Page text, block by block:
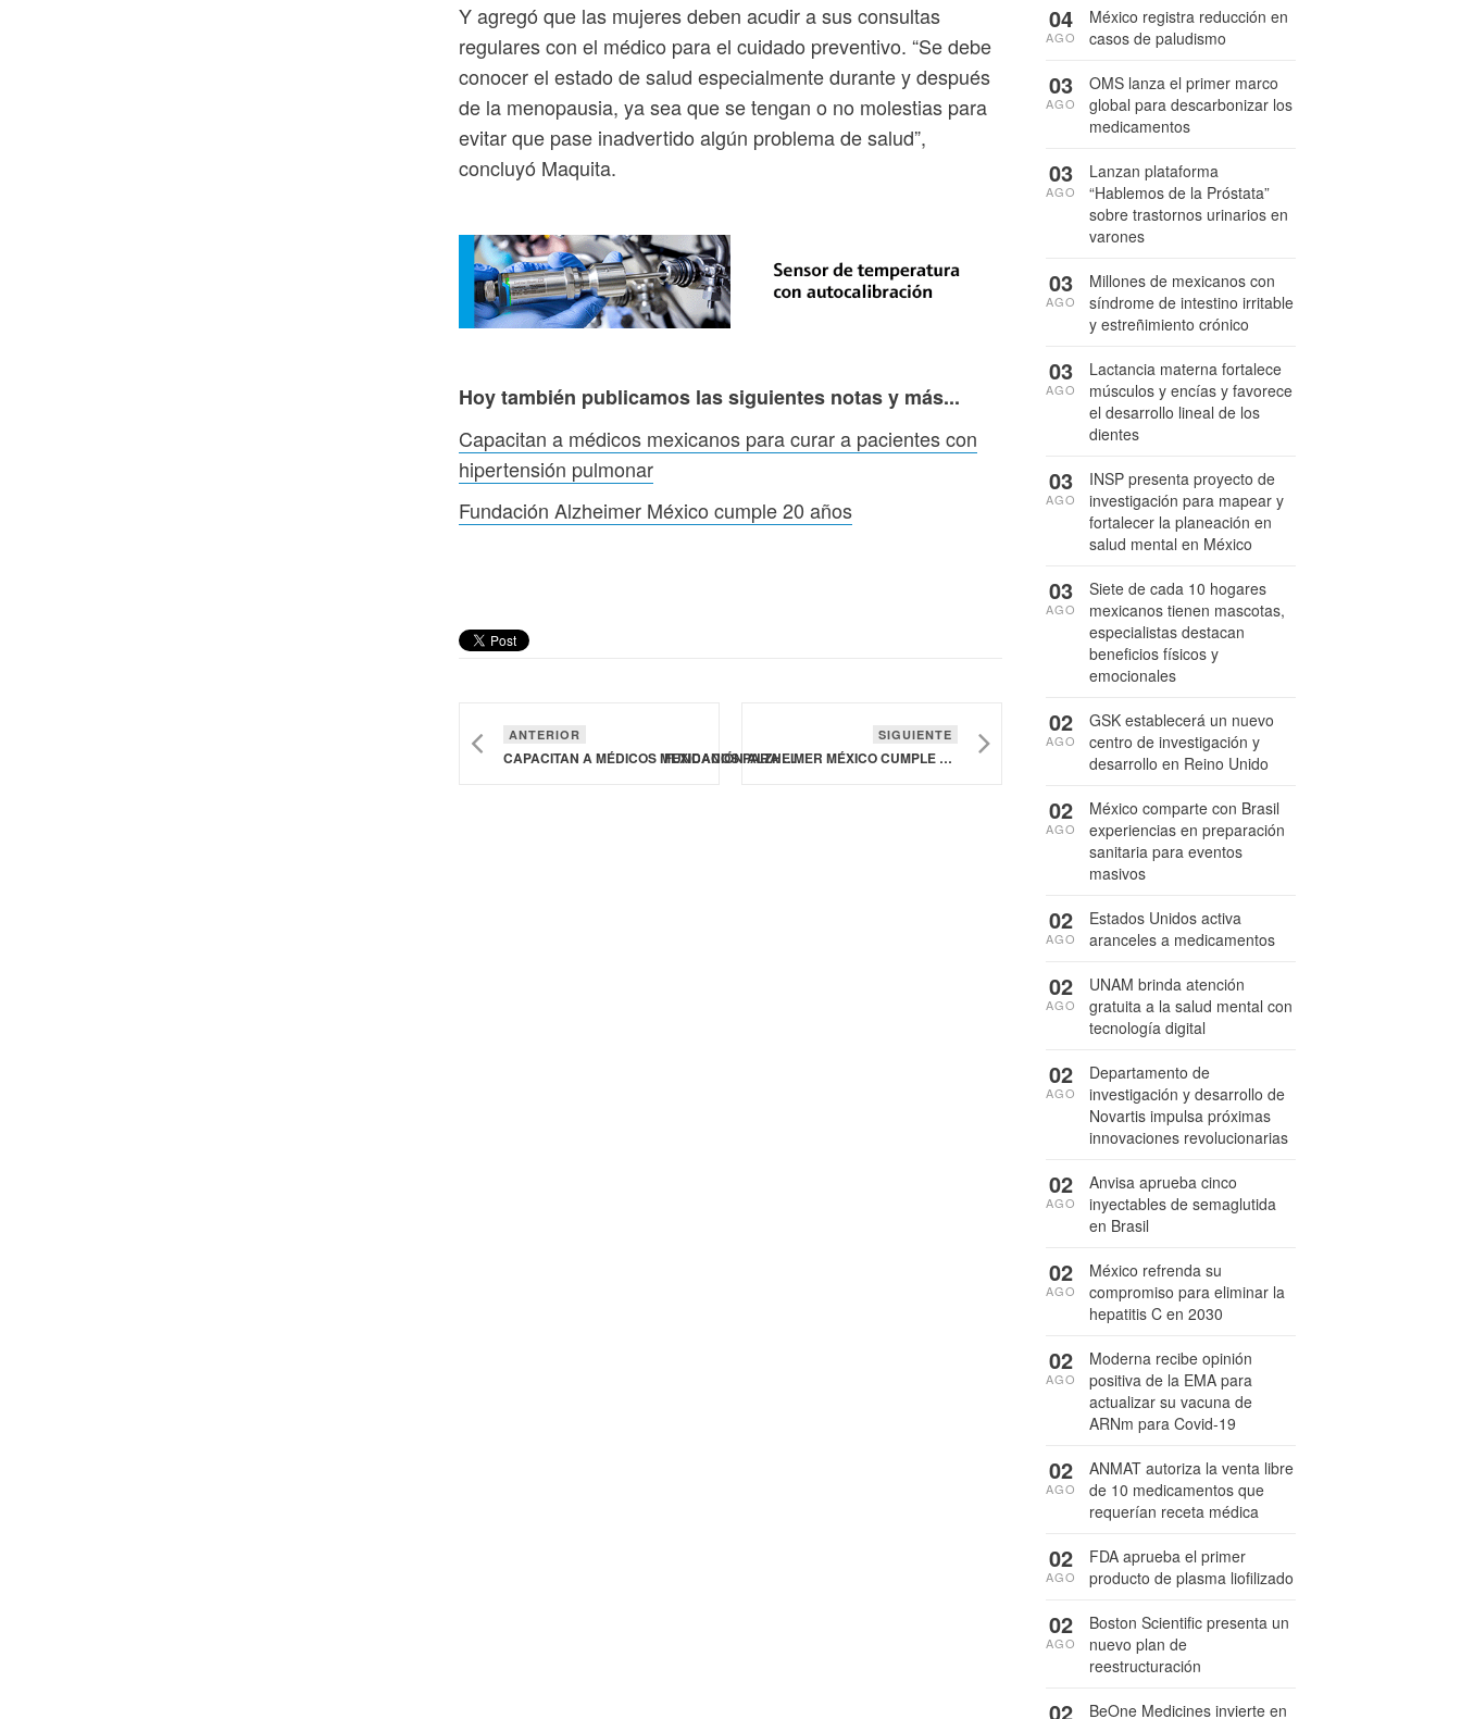
Y agregó que las mujeres deben acudir a sus consultas
regulares con el médico para el cuidado preventivo. “Se debe
conocer el estado de salud especialmente durante y después
de la menopausia, ya sea que se tengan o no molestias para
evitar que pase inadvertido algún problema de salud”,
concluyó Maquita.
Hoy también publicamos las siguientes notas y más...
Capacitan a médicos mexicanos para curar a pacientes con
hipertensión pulmonar
Fundación Alzheimer México cumple 20 años
ANTERIOR
CAPACITAN A MÉDICOS MEXICANOS PARA CURAR A PACIENTES CON HIPERTENSIÓN PULMONAR
SIGUIENTE
FUNDACIÓN ALZHEIMER MÉXICO CUMPLE 20 AÑOS
México registra reducción en
casos de paludismo
04
AGO
OMS lanza el primer marco
global para descarbonizar los
medicamentos
03
AGO
Lanzan plataforma
“Hablemos de la Próstata”
sobre trastornos urinarios en
varones
03
AGO
Millones de mexicanos con
síndrome de intestino irritable
y estreñimiento crónico
03
AGO
Lactancia materna fortalece
músculos y encías y favorece
el desarrollo lineal de los
dientes
03
AGO
INSP presenta proyecto de
investigación para mapear y
fortalecer la planeación en
salud mental en México
03
AGO
Siete de cada 10 hogares
mexicanos tienen mascotas,
especialistas destacan
beneficios físicos y
emocionales
03
AGO
GSK establecerá un nuevo
centro de investigación y
desarrollo en Reino Unido
02
AGO
México comparte con Brasil
experiencias en preparación
sanitaria para eventos
masivos
02
AGO
Estados Unidos activa
aranceles a medicamentos
02
AGO
UNAM brinda atención
gratuita a la salud mental con
tecnología digital
02
AGO
Departamento de
investigación y desarrollo de
Novartis impulsa próximas
innovaciones revolucionarias
02
AGO
Anvisa aprueba cinco
inyectables de semaglutida
en Brasil
02
AGO
México refrenda su
compromiso para eliminar la
hepatitis C en 2030
02
AGO
Moderna recibe opinión
positiva de la EMA para
actualizar su vacuna de
ARNm para Covid-19
02
AGO
ANMAT autoriza la venta libre
de 10 medicamentos que
requerían receta médica
02
AGO
FDA aprueba el primer
producto de plasma liofilizado
02
AGO
Boston Scientific presenta un
nuevo plan de
reestructuración
02
AGO
BeOne Medicines invierte en
02